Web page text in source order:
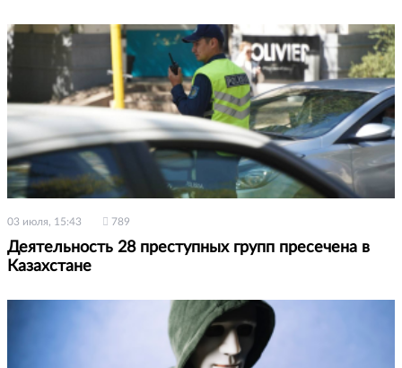
03 июля, 15:43 789
Деятельность 28 преступных групп пресечена в
Казахстане